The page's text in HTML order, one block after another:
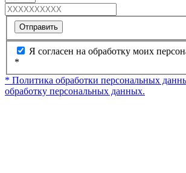
Отправить
Я согласен на обработку моих
*
* Политика обработки персональных
обработку персональных данных.